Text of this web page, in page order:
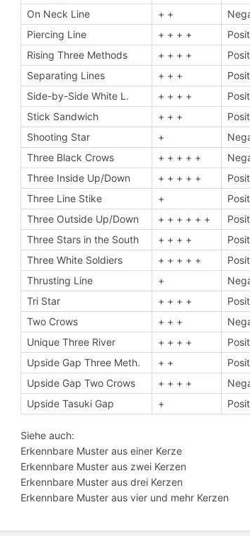
On Neck Line
+ +
Piercing Line
+ + + +
Rising Three Methods
+ + + +
Separating Lines
+ + +
Side-by-Side White L.
+ + + +
Stick Sandwich
+ + +
Shooting Star
+
Three Black Crows
+ + + + +
Three Inside Up/Down
+ + + + +
Three Line Stike
+
Three Outside Up/Down
+ + + + + +
Three Stars in the South
+ + + +
Three White Soldiers
+ + + + +
Thrusting Line
+
Tri Star
+ + + +
Two Crows
+ + +
Unique Three River
+ + + +
Upside Gap Three Meth.
+ +
Upside Gap Two Crows
+ + + +
Upside Tasuki Gap
+
Siehe auch:
Erkennbare Muster aus einer Kerze
Erkennbare Muster aus zwei Kerzen
Erkennbare Muster aus drei Kerzen
Erkennbare Muster aus vier und mehr Kerzen